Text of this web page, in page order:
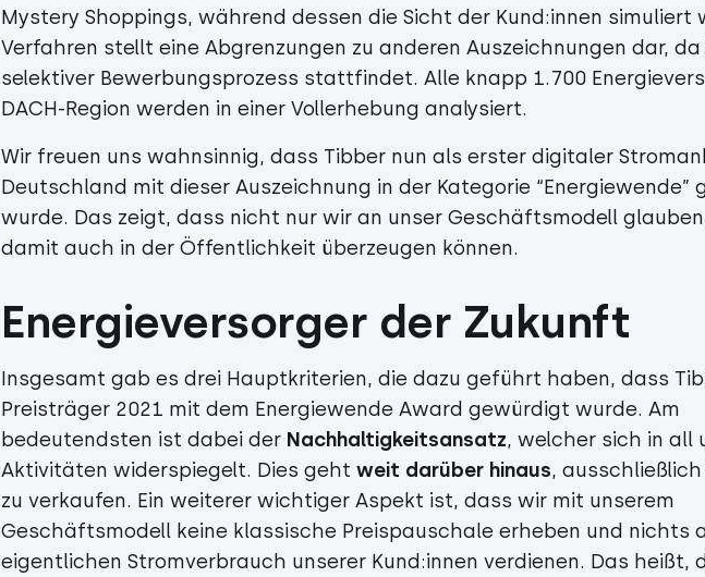
Mystery Shoppings, während dessen die Sicht der Kund:innen simuliert
Verfahren stellt eine Abgrenzungen zu anderen Auszeichnungen dar, da
selektiver Bewerbungsprozess stattfindet. Alle knapp 1.700
DACH-Region werden in einer Vollerhebung analysiert.
Wir freuen uns wahnsinnig, dass Tibber nun als erster digitaler
Deutschland mit dieser Auszeichnung in der Kategorie “Energiewende”
wurde. Das zeigt, dass nicht nur wir an unser Geschäftsmodell
damit auch in der Öffentlichkeit überzeugen können.
Energieversorger der Zukunft
Insgesamt gab es drei Hauptkriterien, die dazu geführt haben, dass
Preisträger 2021 mit dem Energiewende Award gewürdigt wurde. Am
bedeutendsten ist dabei der Nachhaltigkeitsansatz, welcher sich in all
Aktivitäten widerspiegelt. Dies geht weit darüber hinaus,
zu verkaufen. Ein weiterer wichtiger Aspekt ist, dass wir mit unserem
Geschäftsmodell keine klassische Preispauschale erheben und nichts
eigentlichen Stromverbrauch unserer Kund:innen verdienen. Das heißt,